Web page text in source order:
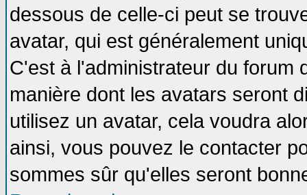
dessous de celle-ci peut se
avatar, qui est généralement
C'est à l'administrateur du forum
manière dont les avatars seront
utilisez un avatar, cela voudra
ainsi, vous pouvez le contacter
sommes sûr qu'elles seront